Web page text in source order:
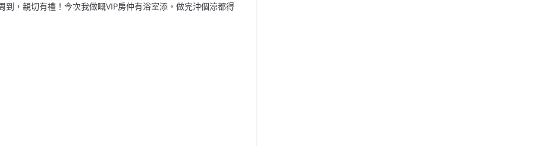
到，親切有禮！今次我做嘅VIP房仲有浴室添，做完沖個涼都得